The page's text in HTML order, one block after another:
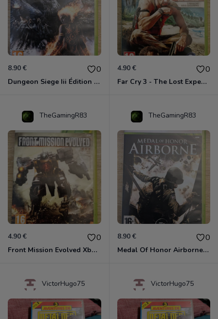
8.90 € 0
Dungeon Siege Iii Édition Limitée - Vf Intégrale Xbox 360
4.90 € 0
Far Cry 3 - The Lost Expeditions - Edition Spéciale Xbox 360
TheGamingR83
4.90 € 0
Front Mission Evolved Xbox 360
TheGamingR83
8.90 € 0
Medal Of Honor Airborne Xbox 360
VictorHugo75 VictorHugo75